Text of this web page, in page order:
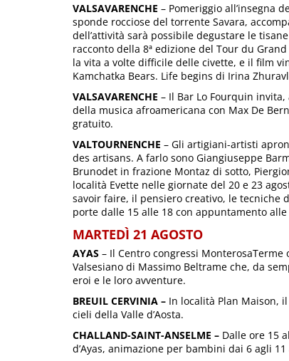
VALSAVARENCHE – Pomeriggio all’insegna
sponde rocciose del torrente Savara,
dell’attività sarà possibile degustare le
racconto della 8ª edizione del Tour du
la vita a volte difficile delle civette, e il film
Kamchatka Bears. Life begins di Irina
VALSAVARENCHE – Il Bar Lo Fourquin
della musica afroamericana con Max De
gratuito.
VALTOURNENCHE – Gli artigiani-artisti
des artisans. A farlo sono Giangiuseppe
Brunodet in frazione Montaz di sotto,
località Evette nelle giornate del 20 e 23
savoir faire, il pensiero creativo, le
porte dalle 15 alle 18 con appuntamento
MARTEDÌ 21 AGOSTO
AYAS – Il Centro congressi
Valsesiano di Massimo Beltrame che, da
eroi e le loro avventure.
BREUIL CERVINIA – In località Plan Maison,
cieli della Valle d’Aosta.
CHALLAND-SAINT-ANSELME – Dalle ore 15
d’Ayas, animazione per bambini dai 6 agli